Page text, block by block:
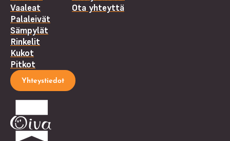
Vaaleat
Palaleivät
Sämpylät
Rinkelit
Kukot
Pitkot
Ota yhteyttä
Yhteystiedot